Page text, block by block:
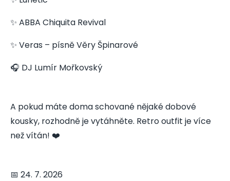
✨ ABBA Chiquita Revival
✨ Veras – písně Věry Špinarové
🎧 DJ Lumír Mořkovský
A pokud máte doma schované nějaké dobové
kousky, rozhodně je vytáhněte. Retro outfit je více
než vítán! ❤️
📅 24. 7. 2026